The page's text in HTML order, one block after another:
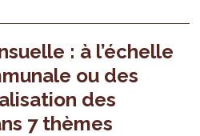
: à l’échelle
ou des
des
7 thèmes